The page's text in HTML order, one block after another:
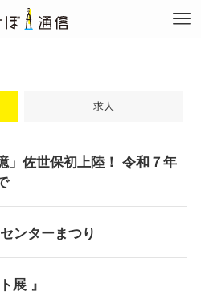
求人
」佐世保初上陸！ 令和７年
ンターまつり
展 』